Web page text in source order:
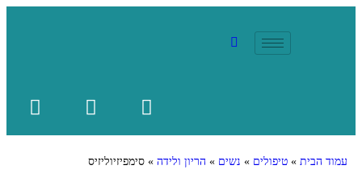
עמוד הבית » טיפולים » נשים » הריון ולידה » סימפיזיוליזיס